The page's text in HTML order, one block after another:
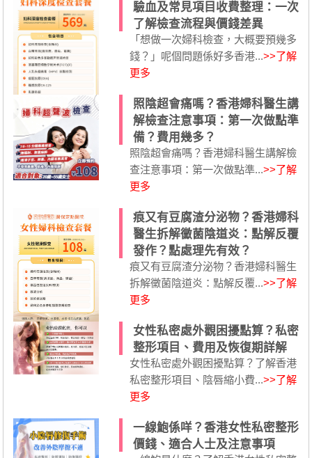
驗血及常見項目收費整理：一次
了解檢查流程與價錢差異
「想做一次婦科檢查，大概要預幾多
錢？」呢個問題係好多香港...>>了解
更多
照陰超會痛嗎？香港婦科醫生講
解檢查注意事項：第一次做點準
備？費用幾多？
照陰超會痛嗎？香港婦科醫生講解檢
查注意事項：第一次做點準...>>了解
更多
痕又有豆腐渣分泌物？香港婦科
醫生拆解黴菌陰道炎：點解反覆
發作？點處理先有效？
痕又有豆腐渣分泌物？香港婦科醫生
拆解黴菌陰道炎：點解反覆...>>了解
更多
女性私密處外觀困擾點算？私密
整形項目、費用及恢復期詳解
女性私密處外觀困擾點算？了解香港
私密整形項目、陰唇縮小費...>>了解
更多
一線鮑係咩？香港女性私密整形
價錢、適合人士及注意事項